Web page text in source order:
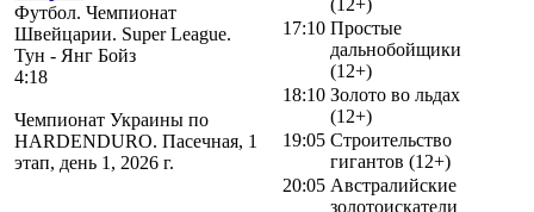
Футбол. Чемпионат
Швейцарии. Super League.
Тун - Янг Бойз
4:18
Чемпионат Украины по
HARDENDURO. Пасечная, 1
этап, день 1, 2026 г.
(12+)
17:10 Простые
дальнобойщики
(12+)
18:10 Золото во льдах
(12+)
19:05 Строительство
гигантов (12+)
20:05 Австралийские
золотоискатели